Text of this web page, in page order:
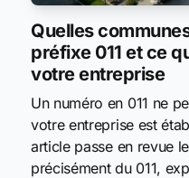
Quelles
préfixe 011 et ce
votre entreprise
Un numéro en 011 ne
votre entreprise est
article passe en revue
précisément du 011,